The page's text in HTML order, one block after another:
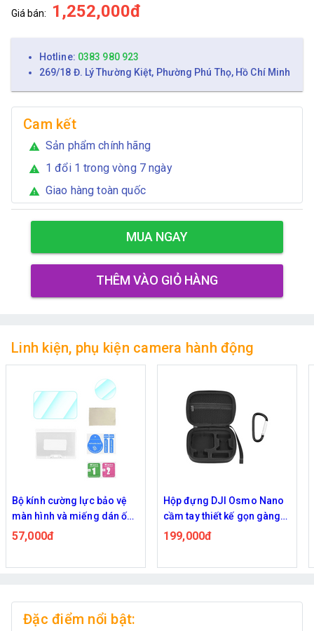
Giá bán: 1,252,000đ
Hotline: 0383 980 923
269/18 Đ. Lý Thường Kiệt, Phường Phú Thọ, Hồ Chí Minh
Cam kết
warning Sản phẩm chính hãng
warning 1 đổi 1 trong vòng 7 ngày
warning Giao hàng toàn quốc
MUA NGAY
THÊM VÀO GIỎ HÀNG
Linh kiện, phụ kiện camera hành động
Bộ kính cường lực bảo vệ
màn hình và miếng dán ống
kính DJI Osmo Nano
57,000đ
Hộp đựng DJI Osmo Nano
cầm tay thiết kế gọn gàng
tiện mang theo
199,000đ
Đặc điểm nổi bật: